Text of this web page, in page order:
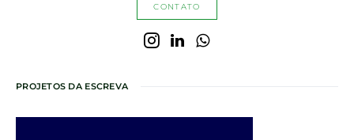
CONTATO
PROJETOS DA ESCREVA